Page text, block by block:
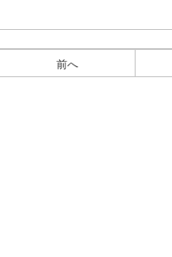
前へ